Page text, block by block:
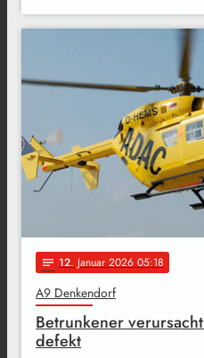
notes 12. Januar 2026 05:18
A9 Denkendorf
Betrunkener
defekt